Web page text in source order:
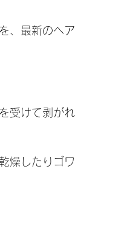
、最新のヘア
受けて剥がれ
燥したりゴワ